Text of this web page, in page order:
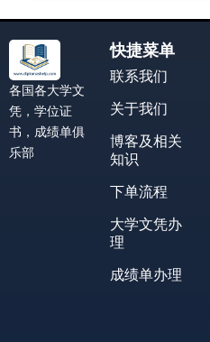
各国各大学文
凭，学位证
书，成绩单俱
乐部
快捷菜单
联系我们
关于我们
博客及相关
知识
下单流程
大学文凭办
理
成绩单办理